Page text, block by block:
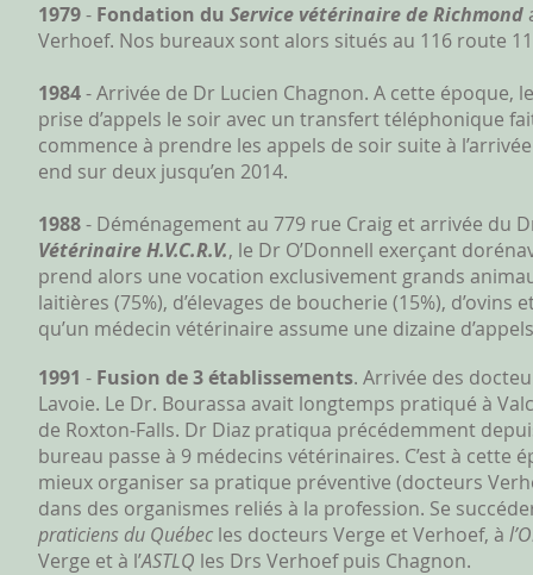
1979- Fondation du Service vétérinaire de Richmond
Verhoef. Nos bureaux sont alors situés au 116 route
1984- Arrivée de Dr Lucien Chagnon. A cette
prise d’appels le soir avec un transfert téléphonique
commence à prendre les appels de soir suite à
end sur deux jusqu’en 2014.
1988- Déménagement au 779 rue Craig et arrivée du
Vétérinaire H.V.C.R.V., le Dr O’Donnell exerçant
prend alors une vocation exclusivement grands
laitières (75%), d’élevages de boucherie (15%),
qu’un médecin vétérinaire assume une dizaine
1991 - Fusion de 3 établissements. Arrivée des
Lavoie. Le Dr. Bourassa avait longtemps pratiqué à
de Roxton-Falls. Dr Diaz pratiqua précédemment
bureau passe à 9 médecins vétérinaires. C’est à
mieux organiser sa pratique préventive (docteurs
dans des organismes reliés à la profession. Se
praticiens du Québec les docteurs Verge et Verhoef, à
Verge et à l’ASTLQ les Drs Verhoef puis Chagnon.